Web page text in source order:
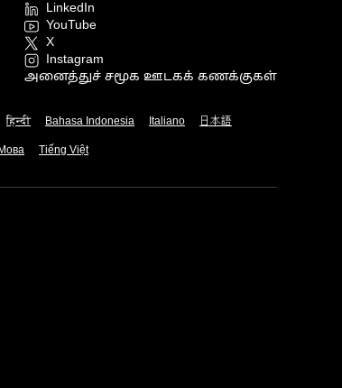
LinkedIn
YouTube
X
Instagram
அனைத்துச் சமூக ஊடகக் கணக்குகள்
हिन्दी Bahasa Indonesia Italiano 日本語
Tiếng Việt